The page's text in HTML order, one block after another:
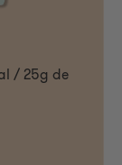
/ 25g de